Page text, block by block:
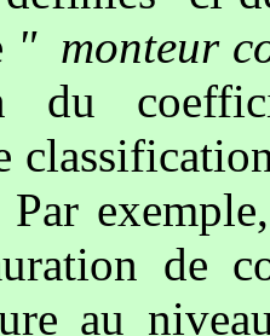
" monteur
du
Par
de
au